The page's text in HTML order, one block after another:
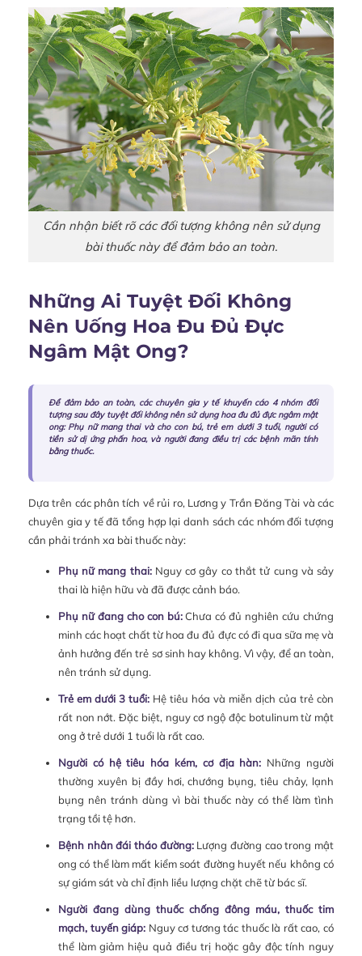
Cần nhận biết rõ các đối tượng không nên sử dụng
bài thuốc này để đảm bảo an toàn.
Những Ai Tuyệt Đối Không
Nên Uống Hoa Đu Đủ Đực
Ngâm Mật Ong?
Để đảm bảo an toàn, các chuyên gia y tế khuyến cáo 4 nhóm đối
tượng sau đây tuyệt đối không nên sử dụng hoa đu đủ đực ngâm mật
ong: Phụ nữ mang thai và cho con bú, trẻ em dưới 3 tuổi, người có
tiền sử dị ứng phấn hoa, và người đang điều trị các bệnh mãn tính
bằng thuốc.
Dựa trên các phân tích về rủi ro, Lương y Trần Đăng Tài và các
chuyên gia y tế đã tổng hợp lại danh sách các nhóm đối tượng
cần phải tránh xa bài thuốc này:
Phụ nữ mang thai:Nguy cơ gây co thắt tử cung và sảy
thai là hiện hữu và đã được cảnh báo.
Phụ nữ đang cho con bú:Chưa có đủ nghiên cứu chứng
minh các hoạt chất từ hoa đu đủ đực có đi qua sữa mẹ và
ảnh hưởng đến trẻ sơ sinh hay không. Vì vậy, để an toàn,
nên tránh sử dụng.
Trẻ em dưới 3 tuổi:Hệ tiêu hóa và miễn dịch của trẻ còn
rất non nớt. Đặc biệt, nguy cơ ngộ độc botulinum từ mật
ong ở trẻ dưới 1 tuổi là rất cao.
Người có hệ tiêu hóa kém, cơ địa hàn: Những người
thường xuyên bị đầy hơi, chướng bụng, tiêu chảy, lạnh
bụng nên tránh dùng vì bài thuốc này có thể làm tình
trạng tồi tệ hơn.
Bệnh nhân đái tháo đường:Lượng đường cao trong mật
ong có thể làm mất kiểm soát đường huyết nếu không có
sự giám sát và chỉ định liều lượng chặt chẽ từ bác sĩ.
Người đang dùng thuốc chống đông máu, thuốc tim
mạch, tuyến giáp: Nguy cơ tương tác thuốc là rất cao, có
thể làm giảm hiệu quả điều trị hoặc gây độc tính nguy